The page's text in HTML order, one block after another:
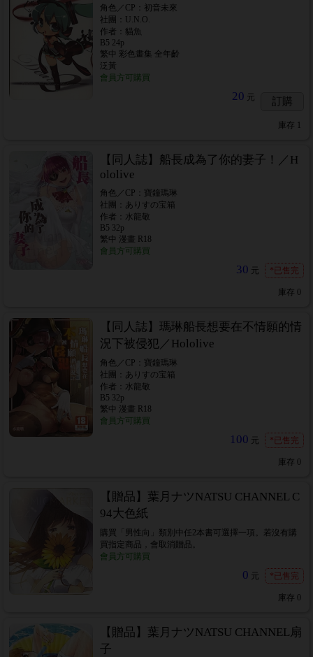
角色／CP：初音未來
社團：U.N.O.
作者：貓魚
B5 24p
繁中 彩色畫集 全年齡
泛黃
會員方可購買
20 元 訂購
庫存
【同人誌】船長成為了你的妻子！／H
ololive
角色／CP：寶鐘瑪琳
社團：ありすの宝箱
作者：水龍敬
B5 32p
繁中 漫畫 R18
會員方可購買
30 元 *已售完
庫存 0
【同人誌】瑪琳船長想要在不情願的情
況下被侵犯／Hololive
角色／CP：寶鐘瑪琳
社團：ありすの宝箱
作者：水龍敬
B5 32p
繁中 漫畫 R18
會員方可購買
100 元 *已售完
庫存 0
【贈品】葉月ナツNATSU CHANNEL C
94大色紙
購買「男性向」類別中任2本書可選擇一項。若沒有購
買指定商品，會取消贈品。
會員方可購買
0 元 *已售完
庫存 0
【贈品】葉月ナツNATSU CHANNEL扇
子